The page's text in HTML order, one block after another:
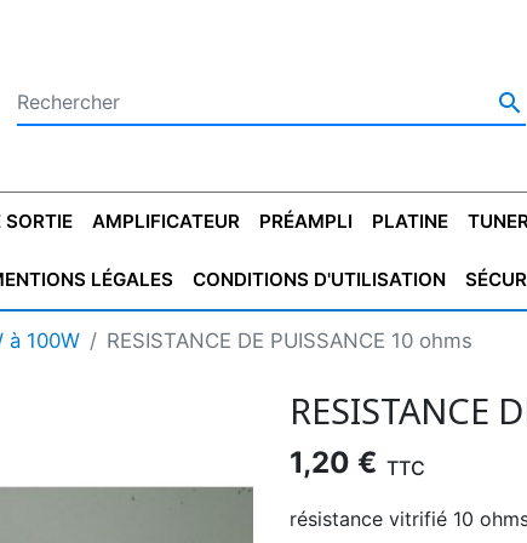

CONDENSATEUR
STYROFLEX
CONDENSATEUR
TRANSFO DE SORTIE
TRANSFO LINE
AMPLIFICATEUR PRÉAMPLI PLATINE
PLATINES VINYLES MAGNÉTOPHONE TUNER
LÉGALES CONDITIONS D'UTILISATION
à 100W RESISTANCE DE PUISSANCE 10 ohms
RESISTANCE
1,20 € TTC
résistance vitrifié 10